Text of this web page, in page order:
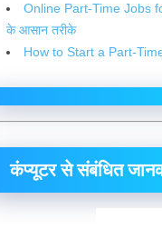
Online Part-Time Jobs
के आसान तरीके
How to Start a Part-Time
कंप्यूटर से संबंधित